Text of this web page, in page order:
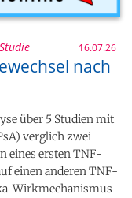
16.07.26
nach
über 5 Studien mit
verglich zwei
eines ersten TNF-
einen anderen TNF-
Wirkmechanismus